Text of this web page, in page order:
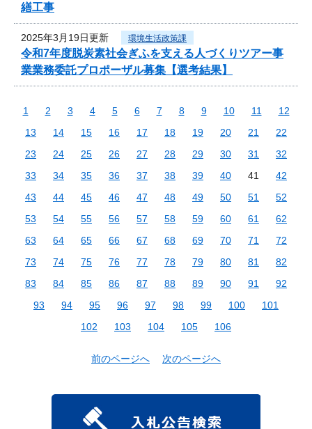
繕工事
2025年3月19日更新 環境生活政策課
令和7年度脱炭素社会ぎふを支える人づくりツアー事
業業務委託プロポーザル募集【選考結果】
1 2 3 4 5 6 7 8 9 10 11
12
13
14 15 16 17 18 19 20 21
22
23
24 25 26 27 28 29 30 31
32
33
34 35 36 37 38 39 40 41
42
43
44 45 46 47 48 49 50 51
52
53
54 55 56 57 58 59 60 61
62
63
64 65 66 67 68 69 70 71
72
73
74 75 76 77 78 79 80 81
82
83
84 85 86 87 88 89 90 91
92
93
94 95 96 97 98 99 100
101
102
103 104 105 106
前のページへ 次のページへ